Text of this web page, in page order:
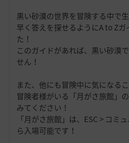
黒い砂漠の世界を冒険する中で
早く答えを探せるようにA to Z
た！
このガイドがあれば、黒い砂漠
せん！
また、他にも冒険中に気になる
冒険者様がいる「月がさ旅館」
みてください！
「月がさ旅館」は、ESC > コミ
ら入場可能です！